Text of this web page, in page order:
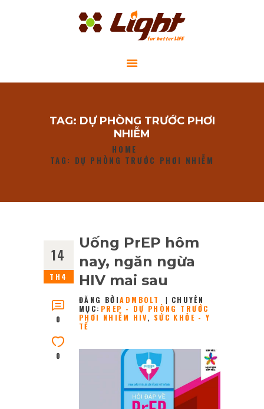
TAG: DỰ PHÒNG TRƯỚC PHƠI
NHIỄM
HOME
TAG: DỰ PHÒNG TRƯỚC PHƠI NHIỄM
DỰ ÁN CỘNG ĐỒNG
LIÊN HỆ
14
TH4
0
0
Uống PrEP hôm
nay, ngăn ngừa
HIV mai sau
ĐĂNG BỞIADMBOLT
CHUYÊN
MỤC: PREP - DỰ PHÒNG TRƯỚC
PHƠI NHIỄM HIV, SỨC KHỎE - Y
TẾ